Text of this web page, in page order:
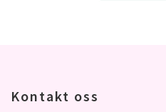
Kontakt oss